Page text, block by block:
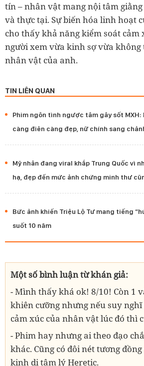
tín – nhân vật mang nội tâm
và thực tại. Sự biến hóa linh hoạt
cho thấy khả năng kiểm soát cảm
người xem vừa kinh sợ vừa
nhân vật của anh.
TIN LIÊN QUAN
Phim ngôn tình ngược tâm gây sốt
càng điên càng đẹp, nữ chính sang
Mỹ nhân đang viral khắp Trung Quốc vì
hạ, đẹp đến mức ảnh chứng minh thư
Bức ảnh khiến Triệu Lộ Tư mang tiếng
suốt 10 năm
Một số bình luận từ khán giả:
- Mình thấy khá ok! 8/10! Còn 1
khiên cưỡng nhưng nếu suy
cảm xúc của nhân vật lúc đó thì
- Phim hay nhưng ai theo đạo
khác. Cũng có đôi nét tương
kinh dị tâm lý Heretic.